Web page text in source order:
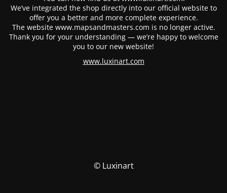
We’ve integrated the shop directly into our official website to
offer you a better and more complete experience.
The website www.mapsandmasters.com is no longer active.
Thank you for your understanding — we’re happy to welcome
you to our new website!
www.luxinart.com
© Luxinart